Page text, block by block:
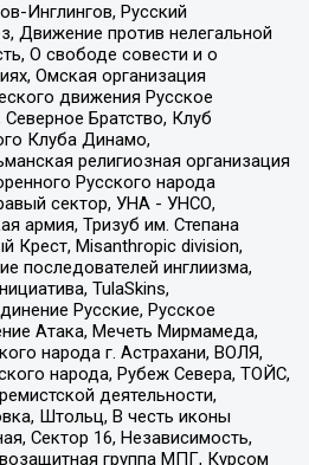
Инглингов, Русский
Движение против нелегальной
О свободе совести и о
Омская организация
движения Русское
Братство, Клуб
Клуба Динамо,
религиозная организация
Русского народа
сектор, УНА - УНСО,
армия, Тризуб им. Степана
Крест, Misanthropic division,
последователей инглиизма,
TulaSkins,
Русские, Русское
Атака, Мечеть Мирмамеда,
народа г. Астрахани, ВОЛЯ,
народа, Рубеж Севера, ТОЙС,
деятельности,
Штольц, В честь иконы
Сектор 16, Независимость,
группа МПГ, Курсом